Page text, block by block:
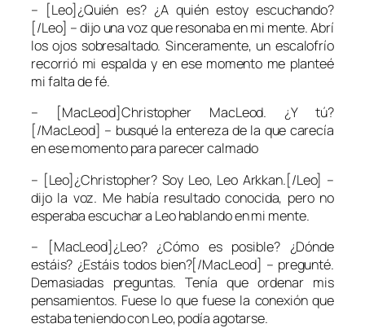
– [Leo]¿Quién es? ¿A quién estoy escuchando?
[/Leo] – dijo una voz que resonaba en mi mente. Abrí
los ojos sobresaltado. Sinceramente, un escalofrío
recorrió mi espalda y en ese momento me planteé
mi falta de fé.
– [MacLeod]Christopher MacLeod. ¿Y tú?
[/MacLeod] – busqué la entereza de la que carecía
en ese momento para parecer calmado
– [Leo]¿Christopher? Soy Leo, Leo Arkkan.[/Leo] –
dijo la voz. Me había resultado conocida, pero no
esperaba escuchar a Leo hablando en mi mente.
– [MacLeod]¿Leo? ¿Cómo es posible? ¿Dónde
estáis? ¿Estáis todos bien?[/MacLeod] – pregunté.
Demasiadas preguntas. Tenía que ordenar mis
pensamientos. Fuese lo que fuese la conexión que
estaba teniendo con Leo, podía agotarse.